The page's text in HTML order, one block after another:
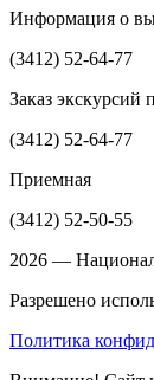
Информация о
(3412) 52-64-77
Заказ экскурсий
(3412) 52-64-77
Приемная
(3412) 52-50-55
2026 —
Разрешено
Политика